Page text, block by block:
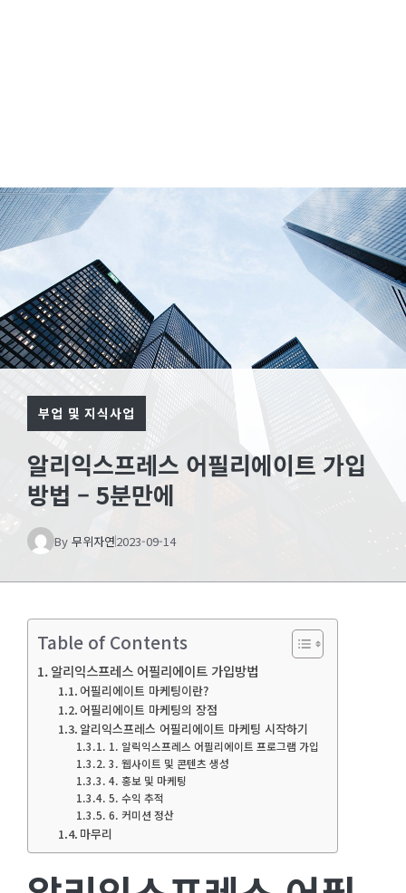
부업 및 지식사업
알리익스프레스 어필리에이트 가입
방법 – 5분만에
By 무위자연2023-09-14
Table of Contents
알리익스프레스 어필리에이트 가입방법
어필리에이트 마케팅이란?
어필리에이트 마케팅의 장점
알리익스프레스 어필리에이트 마케팅 시작하기
1. 알릭익스프레스 어필리에이트 프로그램 가입
3. 웹사이트 및 콘텐츠 생성
4. 홍보 및 마케팅
5. 수익 추적
6. 커미션 정산
마무리